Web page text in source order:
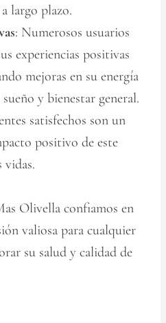
largo plazo.
: Numerosos usuarios
experiencias positivas
mejoras en su energía
y bienestar general.
satisfechos son un
positivo de este
vidas.
Olivella confiamos en
valiosa para cualquier
su salud y calidad de